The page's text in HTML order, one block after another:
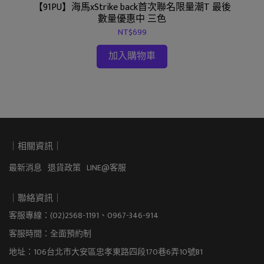
【91PU】海馬xStrike back首次聯名限量潮T 最後
數量優惠中 三色
NT$699
加入購物車
｜相關資訊｜
最新消息 退貨政策 LINE@客服
｜聯絡資訊｜
客服專線：(02)2568-1191、0967-346-914
客服時間：全面預約制
地址：106台北市大安區忠孝東路四段170巷6弄10號B1